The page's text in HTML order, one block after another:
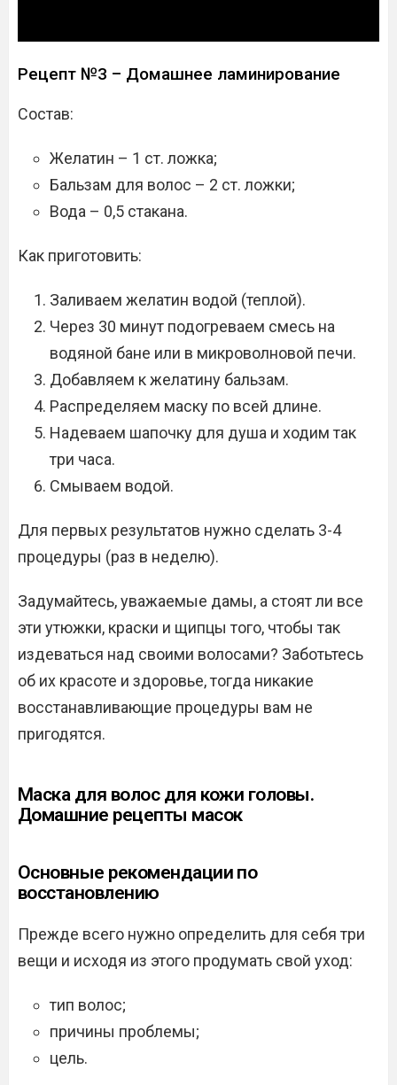
Рецепт №3 – Домашнее ламинирование
Состав:
Желатин – 1 ст. ложка;
Бальзам для волос – 2 ст. ложки;
Вода – 0,5 стакана.
Как приготовить:
Заливаем желатин водой (теплой).
Через 30 минут подогреваем смесь на
водяной бане или в микроволновой печи.
Добавляем к желатину бальзам.
Распределяем маску по всей длине.
Надеваем шапочку для душа и ходим так
три часа.
Смываем водой.
Для первых результатов нужно сделать 3-4
процедуры (раз в неделю).
Задумайтесь, уважаемые дамы, а стоят ли все
эти утюжки, краски и щипцы того, чтобы так
издеваться над своими волосами? Заботьтесь
об их красоте и здоровье, тогда никакие
восстанавливающие процедуры вам не
пригодятся.
Маска для волос для кожи головы.
Домашние рецепты масок
Основные рекомендации по
восстановлению
Прежде всего нужно определить для себя три
вещи и исходя из этого продумать свой уход:
тип волос;
причины проблемы;
цель.